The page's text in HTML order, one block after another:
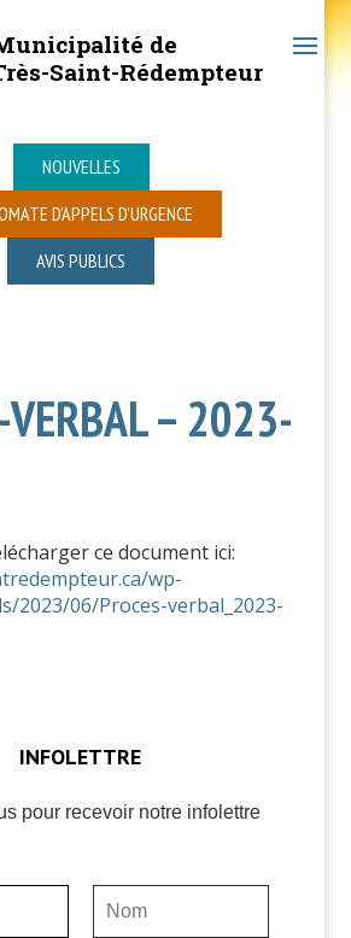
de
Saint-Rédempteur
NOUVELLES
D’APPELS D’URGENCE
AVIS PUBLICS
VERBAL – 2023-
ce document ici:
wp-
2023/06/Proces-verbal_2023-
INFOLETTRE
pour recevoir notre infolettre